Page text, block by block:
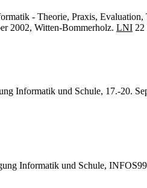
- Theorie, Praxis, Evaluation,
2002, Witten-Bommerholz. LNI
Informatik und Schule, 17.-20.
Informatik und Schule,